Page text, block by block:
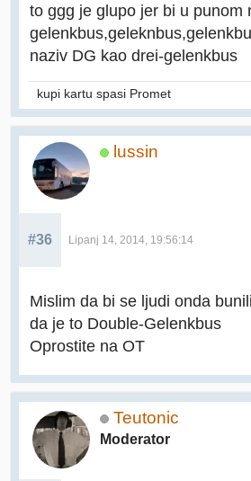
to ggg je glupo jer bi u punom
naziv DG kao drei-gelenkbus
kupi kartu spasi Promet
lussin
#36 Lipanj 14, 2014, 19:56:14
Mislim da bi se ljudi onda
da je to Double-Gelenkbus
Oprostite na OT
Teutonic
Moderator